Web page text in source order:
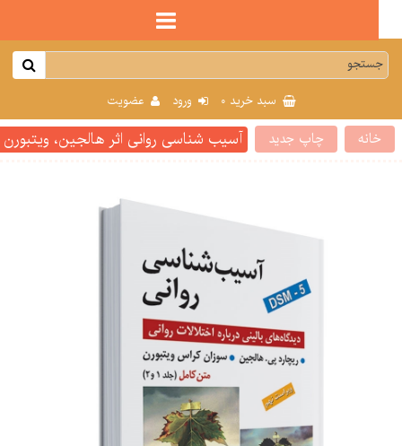
سبد خرید0 ورود عضویت
چاپ جدید آسیب شناسی روانی اثر هالجین، ویتبورن ترجمه